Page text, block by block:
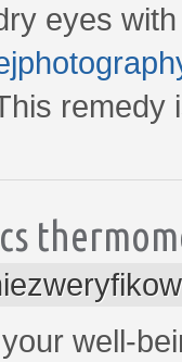
eyes with
well-